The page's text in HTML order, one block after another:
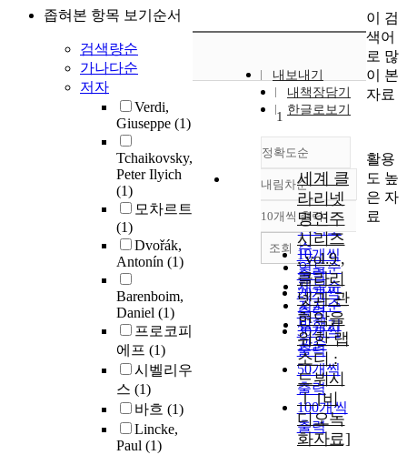
좁혀본 항목 보기순서
검색량순
가나다순
저자
Verdi,
Giuseppe (1)
Tchaikovsky,
Peter Ilyich
(1)
모차르트
(1)
Dvořák,
Antonín (1)
Barenboim,
Daniel (1)
프로코피
에프 (1)
시벨리우
스 (1)
바흐 (1)
Lincke,
Paul (1)
내보내기
내책장담기
한글로보기
정확도순
정확도
순
인기도
순
연도순
제목순
저자순
발행기
관순
내림차순
내림차순
10개씩 출력
10개씩
출력
20개씩
출력
30개씩
출력
50개씩
출력
100개씩
출력
조회
1
세계 클
라리넷
명연주
시리즈
. vol.9 ,
클라리
넷과 관
현악을
위한 랩
소디 :
드뷔시
Ⅰ [비
디오녹
화자료]
이 검
색어
로 많
이 본
자료
활용
도 높
은 자
료